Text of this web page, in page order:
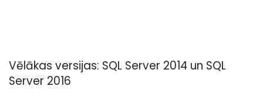
Vēlākas versijas: SQL Server 2014 un SQL
Server 2016